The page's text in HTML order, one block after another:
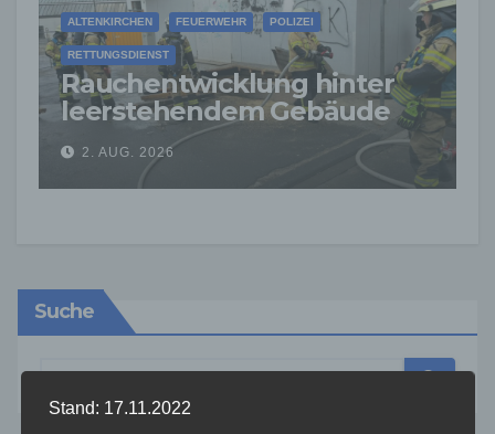
ALTENKIRCHEN FEUERWEHR POLIZEI
RETTUNGSDIENST
Rauchentwicklung hinter
leerstehendem Gebäude
sorgt für Feuerwehreinsatz
2. AUG. 2026
Suche
Stand: 17.11.2022